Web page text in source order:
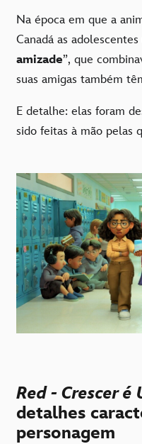
Na época em que a
Canadá as adolescentes
amizade”, que
suas amigas também
E detalhe: elas foram
sido feitas à mão pelas
Red - Crescer é
detalhes
personagem